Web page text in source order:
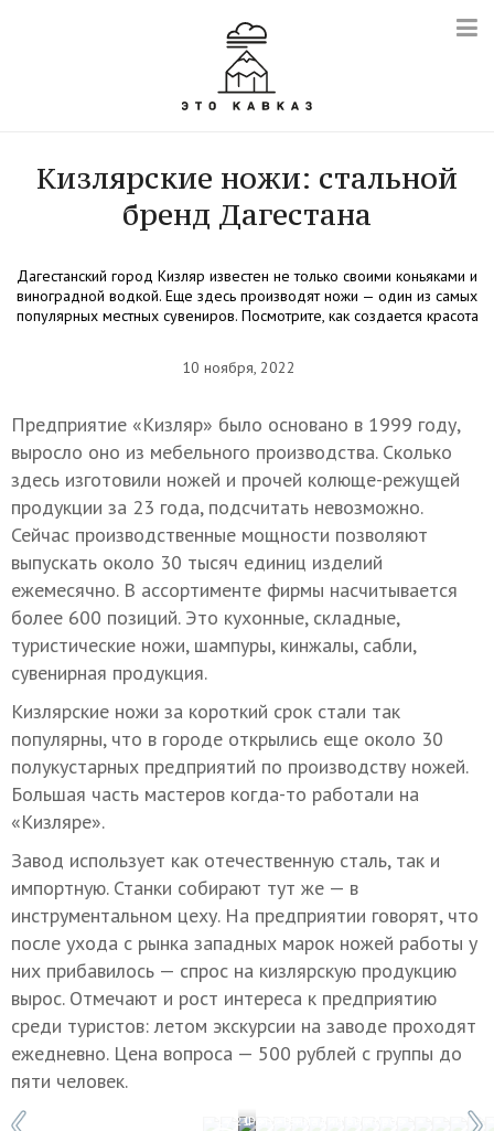
Кизлярские ножи: стальной
бренд Дагестана
Дагестанский город Кизляр известен не только своими коньяками и
виноградной водкой. Еще здесь производят ножи — один из самых
популярных местных сувениров. Посмотрите, как создается красота
10 ноября, 2022
Предприятие «Кизляр» было основано в 1999 году,
выросло оно из мебельного производства. Сколько
здесь изготовили ножей и прочей колюще-режущей
продукции за 23 года, подсчитать невозможно.
Сейчас производственные мощности позволяют
выпускать около 30 тысяч единиц изделий
ежемесячно. В ассортименте фирмы насчитывается
более 600 позиций. Это кухонные, складные,
туристические ножи, шампуры, кинжалы, сабли,
сувенирная продукция.
Кизлярские ножи за короткий срок стали так
популярны, что в городе открылись еще около 30
полукустарных предприятий по производству ножей.
Большая часть мастеров когда-то работали на
«Кизляре».
Завод использует как отечественную сталь, так и
импортную. Станки собирают тут же — в
инструментальном цеху. На предприятии говорят, что
после ухода с рынка западных марок ножей работы у
них прибавилось — спрос на кизлярскую продукцию
вырос. Отмечают и рост интереса к предприятию
среди туристов: летом экскурсии на заводе проходят
ежедневно. Цена вопроса — 500 рублей с группы до
пяти человек.
Фото: Геннадий Викторов
1 / 21